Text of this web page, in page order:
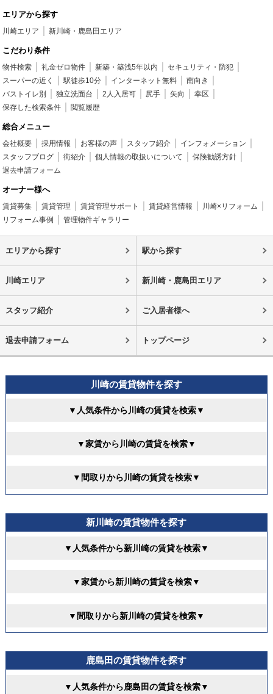
エリアから探す
川崎エリア 新川崎・鹿島田エリア
こだわり条件
物件検索 礼金ゼロ物件 新築・築浅5年以内
セキュリティ・防犯
スーパーの近く
駅徒歩10分 インターネット無料
南向き
バストイレ別
独立洗面台 2人入居可 尻手 矢向
幸区
保存した検索条件
閲覧履歴
総合メニュー
会社概要 採用情報 お客様の声 スタッフ紹介
インフォメーション
スタッフブログ
街紹介 個人情報の取扱いについて
保険勧誘方針
退去申請フォーム
オーナー様へ
賃貸募集 賃貸管理 賃貸管理サポート 賃貸経営情報
川崎×リフォーム
リフォーム事例
管理物件ギャラリー
エリアから探す 駅から探す
川崎エリア 新川崎・鹿島田エリア
スタッフ紹介 ご入居者様へ
退去申請フォーム トップページ
川崎の賃貸物件を探す
▼人気条件から川崎の賃貸を検索▼
▼家賃から川崎の賃貸を検索▼
▼間取りから川崎の賃貸を検索▼
新川崎の賃貸物件を探す
▼人気条件から新川崎の賃貸を検索▼
▼家賃から新川崎の賃貸を検索▼
▼間取りから新川崎の賃貸を検索▼
鹿島田の賃貸物件を探す
▼人気条件から鹿島田の賃貸を検索▼